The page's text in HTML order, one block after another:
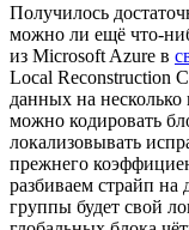
Получилось
можно ли ещё что-
из Microsoft Azure в
Local Reconstruction
данных на
можно кодировать
локализовывать
прежнего
разбиваем страйп
группы будет свой